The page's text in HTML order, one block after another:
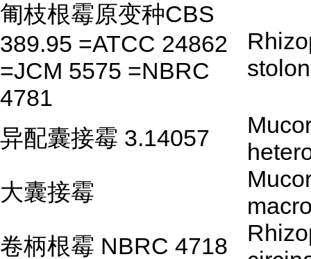
匍枝根霉原变种CBS
389.95 =ATCC 24862
=JCM 5575 =NBRC
4781
异配囊接霉 3.14057
大囊接霉
卷柄根霉 NBRC 4718